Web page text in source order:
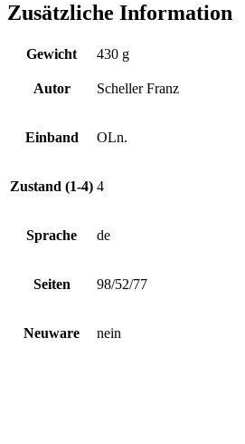
Zusätzliche Information
Gewicht 430 g
Autor Scheller Franz
Einband OLn.
Zustand (1-4) 4
Sprache de
Seiten 98/52/77
Neuware nein